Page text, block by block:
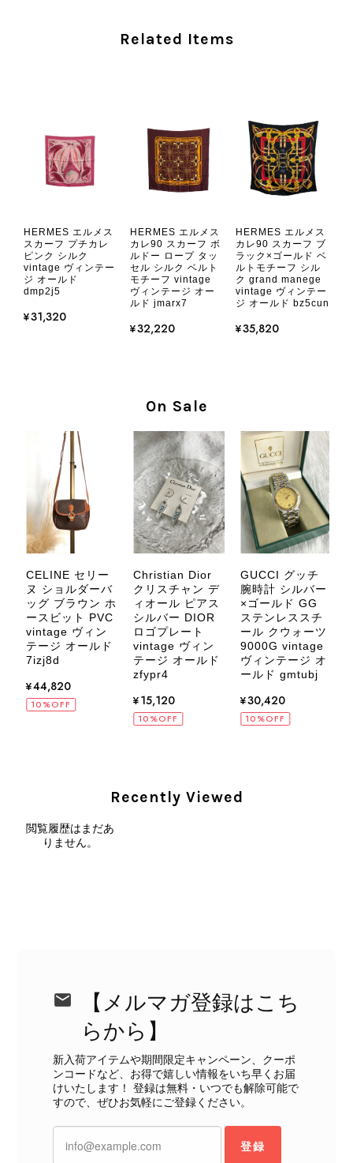
ご愛用いただけましたら幸いです。
す。 VintageShop solo
2026/08/05
とても気に入りました、目立たないシャネルのロゴがとてもいい
です
心いたしました。 また、商品からヴ
ィンテージならではの上品な魅力を感
じていただけたようで、スタッフ一同
大変励みになります！ ぜひこれから
末永くご愛用いただけましたら幸いで
す。 また気になる商品やご不明な点
などございましたら、いつでもお気軽
にご相談ください。 またご縁がござ
いましたら、ぜひよろしくお願いいた
します。 VintageShop solo
CELINE セリーヌ ブレスレット シルバー トリオンフ ホースビット SILVER925 vintage ヴィンテージ オールド 7f8hjn
2026/08/05
2026/08/01
外装内装ともにAランクの商品を購入しました。 しかし、実際に
きはたまたまだと思っていましたが、今回も掲載内容だけでは判
断できない状態の商品が届きとても残念です。 決して安い買い物
ではなかったため、ショックも大きかったです。 私は今後こちら
で購入することはないですが、同じような思いをする購入者が出
ないよう、商品の状態をより正確に記載し、見えない部分も含め
て写真や説明で分かるよう改善していただきたいです。
この度は、楽しみにお待ちいただいた
商品で、衛生面へのご不安を含め、残
Related Items
HERMES エルメス
スカーフ プチカレ
ピンク シルク
vintage ヴィンテー
ジ オールド
dmp2j5
¥31,320
HERMES エルメス
カレ90 スカーフ ボ
ルドー ロープ タッ
セル シルク ベルト
モチーフ vintage
ヴィンテージ オー
ルド jmarx7
¥32,220
HERMES エルメス
カレ90 スカーフ ブ
ラック×ゴールド ベ
ルトモチーフ シル
ク grand manege
vintage ヴィンテー
ジ オールド bz5cun
¥35,820
On Sale
CELINE セリー
ヌ ショルダーバ
ッグ ブラウン ホ
ースビット PVC
vintage ヴィン
テージ オールド
7izj8d
¥44,820
10%OFF
Christian Dior
クリスチャン デ
ィオール ピアス
シルバー DIOR
ロゴプレート
vintage ヴィン
テージ オールド
zfypr4
¥15,120
10%OFF
GUCCI グッチ
腕時計 シルバー
×ゴールド GG
ステンレススチ
ール クウォーツ
9000G vintage
ヴィンテージ オ
ールド gmtubj
¥30,420
10%OFF
Recently Viewed
閲覧履歴はまだあ
りません。
【メルマガ登録はこち
らから】
新入荷アイテムや期間限定キャンペーン、クーポ
ンコードなど、お得で嬉しい情報をいち早くお届
けいたします！ 登録は無料・いつでも解除可能で
すので、ぜひお気軽にご登録ください。
登録